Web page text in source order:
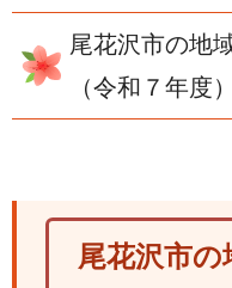
尾花沢市の地
（令和７年度）
尾花沢市の